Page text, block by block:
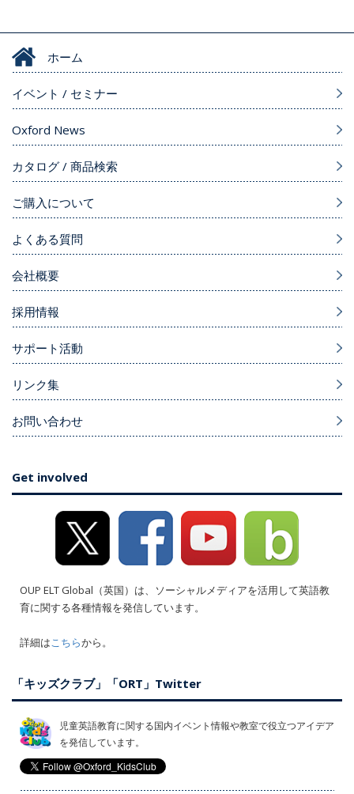
ホーム
イベント / セミナー
Oxford News
カタログ / 商品検索
ご購入について
よくある質問
会社概要
採用情報
サポート活動
リンク集
お問い合わせ
Get involved
OUP ELT Global（英国）は、ソーシャルメディアを活用して英語教
育に関する各種情報を発信しています。
詳細はこちらから。
「キッズクラブ」「ORT」Twitter
児童英語教育に関する国内イベント情報や教室で役立つアイデア
を発信しています。